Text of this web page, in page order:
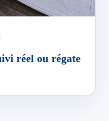
réel ou régate